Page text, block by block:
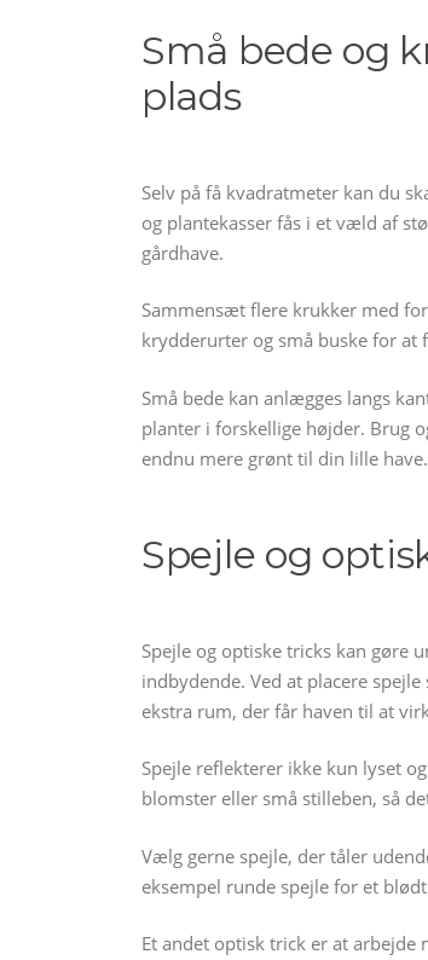
Små bede og
plads
Selv på få kvadratmeter kan du
og plantekasser fås i et væld af
gårdhave.
Sammensæt flere krukker med
krydderurter og små buske for at
Små bede kan anlægges langs
planter i forskellige højder. Brug
endnu mere grønt til din lille
Spejle og
Spejle og optiske tricks kan gøre
indbydende. Ved at placere
ekstra rum, der får haven til at
Spejle reflekterer ikke kun lyset
blomster eller små stilleben, så
Vælg gerne spejle, der tåler
eksempel runde spejle for et
Et andet optisk trick er at